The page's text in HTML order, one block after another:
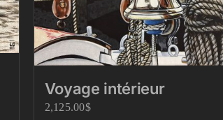
Voyage intérieur
2,125.00$